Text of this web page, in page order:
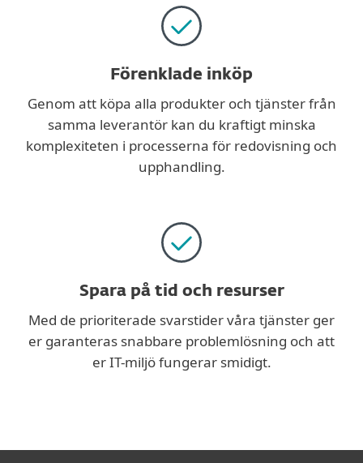
Förenklade inköp
Genom att köpa alla produkter och tjänster från
samma leverantör kan du kraftigt minska
komplexiteten i processerna för redovisning och
upphandling.
Spara på tid och resurser
Med de prioriterade svarstider våra tjänster ger
er garanteras snabbare problemlösning och att
er IT-miljö fungerar smidigt.